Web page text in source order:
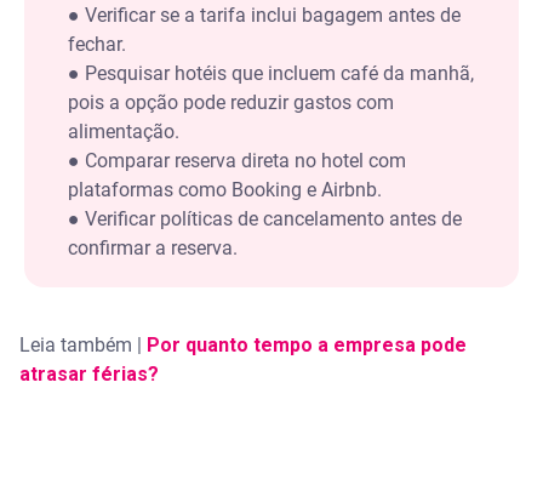
● Verificar se a tarifa inclui bagagem antes de
fechar.
● Pesquisar hotéis que incluem café da manhã,
pois a opção pode reduzir gastos com
alimentação.
● Comparar reserva direta no hotel com
plataformas como Booking e Airbnb.
● Verificar políticas de cancelamento antes de
confirmar a reserva.
Leia também |
Por quanto tempo a empresa pode
atrasar férias?